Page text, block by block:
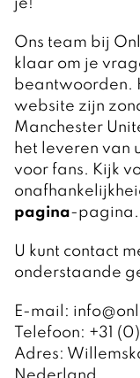
je!
Ons team bij
klaar om je
beantwoorden.
website zijn
Manchester
het leveren van
voor fans. Kijk
pagina-pagina.
U kunt contact
onderstaande
E-mail:
Telefoon: +31
Adres: